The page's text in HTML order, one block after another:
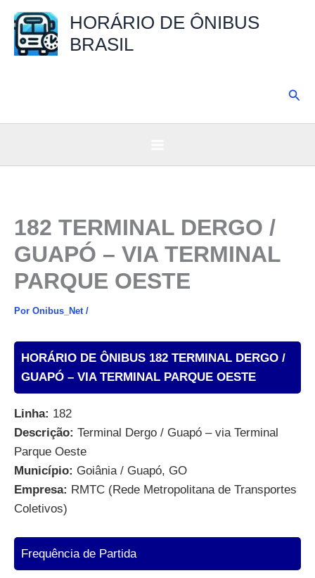
para
HORÁRIO DE ÔNIBUS
BRASIL
182 TERMINAL DERGO /
GUAPÓ – VIA TERMINAL
PARQUE OESTE
Por Onibus_Net /
HORÁRIO DE ÔNIBUS 182 TERMINAL DERGO /
GUAPÓ – VIA TERMINAL PARQUE OESTE
Linha: 182
Descrição: Terminal Dergo / Guapó – via Terminal
Parque Oeste
Município: Goiânia / Guapó, GO
Empresa: RMTC (Rede Metropolitana de Transportes
Coletivos)
Frequência de Partida